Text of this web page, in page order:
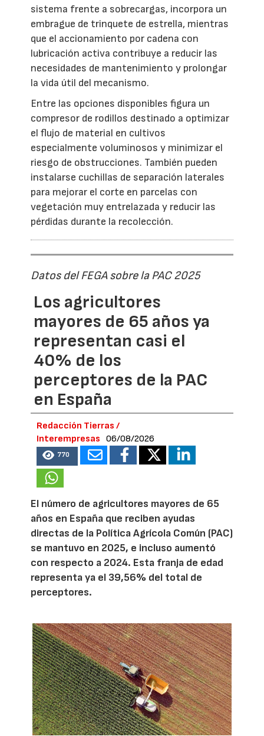
sistema frente a sobrecargas, incorpora un
embrague de trinquete de estrella, mientras
que el accionamiento por cadena con
lubricación activa contribuye a reducir las
necesidades de mantenimiento y prolongar
la vida útil del mecanismo.
Entre las opciones disponibles figura un
compresor de rodillos destinado a optimizar
el flujo de material en cultivos
especialmente voluminosos y minimizar el
riesgo de obstrucciones. También pueden
instalarse cuchillas de separación laterales
para mejorar el corte en parcelas con
vegetación muy entrelazada y reducir las
pérdidas durante la recolección.
Datos del FEGA sobre la PAC 2025
Los agricultores
mayores de 65 años ya
representan casi el
40% de los
perceptores de la PAC
en España
Redacción Tierras /
Interempresas
06/08/2026
770
El número de agricultores mayores de 65
años en España que reciben ayudas
directas de la Política Agrícola Común (PAC)
se mantuvo en 2025, e incluso aumentó
con respecto a 2024. Esta franja de edad
representa ya el 39,56% del total de
perceptores.